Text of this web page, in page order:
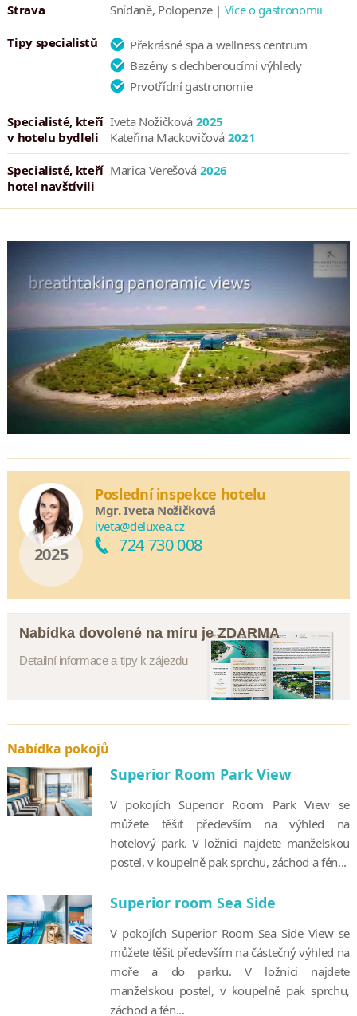
Strava Snídaně, Polopenze | Více o gastronomii
Tipy specialistů
Překrásné spa a wellness centrum
Bazény s dechberoucími výhledy
Prvotřídní gastronomie
Specialisté, kteří
v hotelu bydleli
Iveta Nožičková 2025
Kateřina Mackovičová 2021
Specialisté, kteří
hotel navštívili
Marica Verešová 2026
2025
Poslední inspekce hotelu
Mgr. Iveta Nožičková
iveta@deluxea.cz
724 730 008
Nabídka dovolené na míru je ZDARMA
Detailní informace a tipy k zájezdu
Nabídka pokojů
Superior Room Park View
V pokojích Superior Room Park View se
můžete těšit především na výhled na
hotelový park. V ložnici najdete manželskou
postel, v koupelně pak sprchu, záchod a fén...
Superior room Sea Side
V pokojích Superior Room Sea Side View se
můžete těšit především na částečný výhled na
moře a do parku. V ložnici najdete
manželskou postel, v koupelně pak sprchu,
záchod a fén...